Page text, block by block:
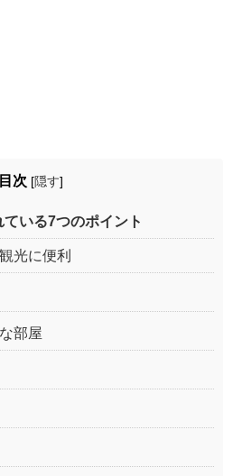
目次 [隠す]
いる7つのポイント
光に便利
部屋